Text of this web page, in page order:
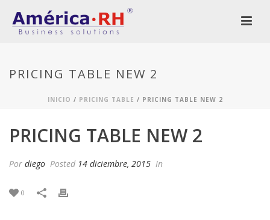
PRICING TABLE NEW 2
INICIO / PRICING TABLE / PRICING TABLE NEW 2
PRICING TABLE NEW 2
Por diego Posted 14 diciembre, 2015 In
0